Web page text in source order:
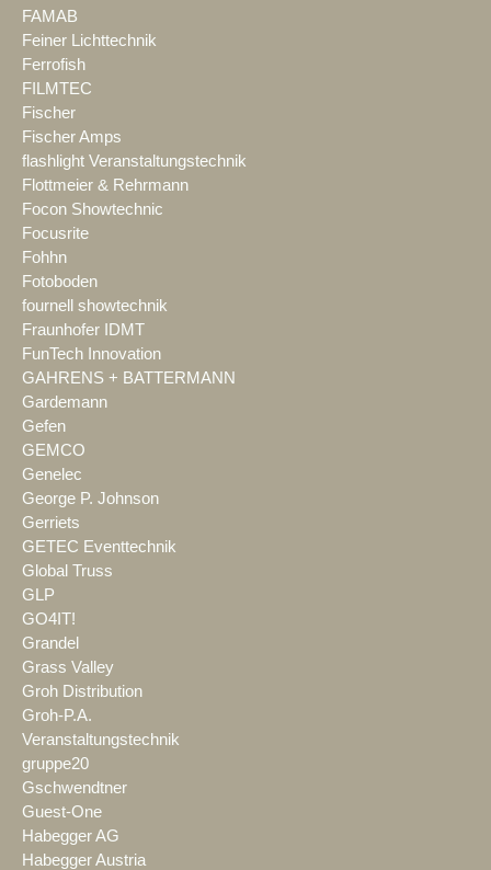
FAMAB
Feiner Lichttechnik
Ferrofish
FILMTEC
Fischer
Fischer Amps
flashlight Veranstaltungstechnik
Flottmeier & Rehrmann
Focon Showtechnic
Focusrite
Fohhn
Fotoboden
fournell showtechnik
Fraunhofer IDMT
FunTech Innovation
GAHRENS + BATTERMANN
Gardemann
Gefen
GEMCO
Genelec
George P. Johnson
Gerriets
GETEC Eventtechnik
Global Truss
GLP
GO4IT!
Grandel
Grass Valley
Groh Distribution
Groh-P.A.
Veranstaltungstechnik
gruppe20
Gschwendtner
Guest-One
Habegger AG
Habegger Austria